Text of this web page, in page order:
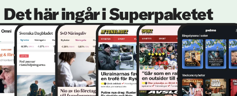
Det här ingår i Superpaketet